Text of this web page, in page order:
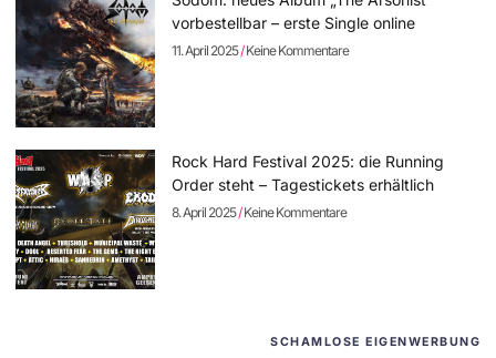
vorbestellbar – erste Single online
11. April 2025 Keine Kommentare
Rock Hard Festival 2025: die Running
Order steht – Tagestickets erhältlich
8. April 2025 Keine Kommentare
SCHAMLOSE EIGENWERBUNG